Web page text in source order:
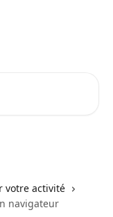
votre activité
navigateur